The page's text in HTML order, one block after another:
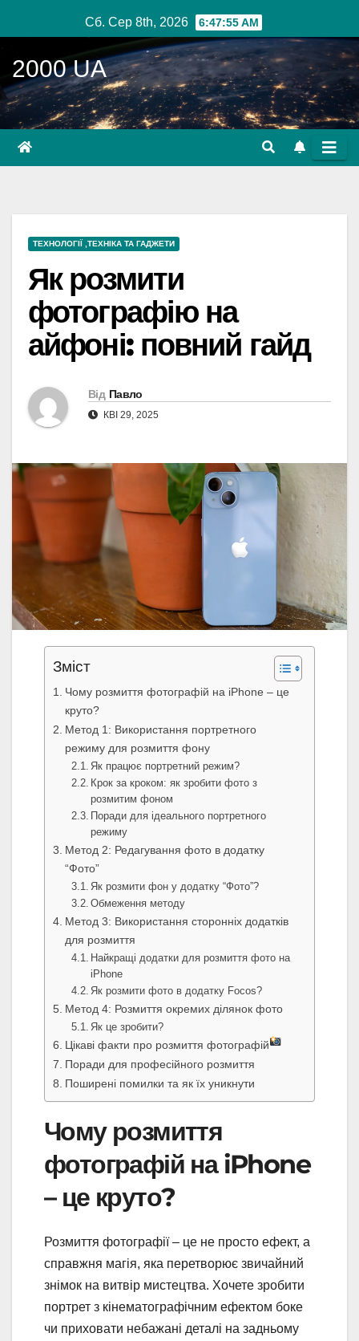
до
вмісту
Сб. Сер 8th, 2026 6:47:57 AM
2000 UA
ТЕХНОЛОГІЇ ,ТЕХНІКА ТА ГАДЖЕТИ
Як розмити
фотографію на
айфоні: повний гайд
Від Павло
КВІ 29, 2025
Зміст
Чому розмиття фотографій на iPhone – це
круто?
Метод 1: Використання портретного
режиму для розмиття фону
Як працює портретний режим?
Крок за кроком: як зробити фото з
розмитим фоном
Поради для ідеального портретного
режиму
Метод 2: Редагування фото в додатку
“Фото”
Як розмити фон у додатку “Фото”?
Обмеження методу
Метод 3: Використання сторонніх додатків
для розмиття
Найкращі додатки для розмиття фото на
iPhone
Як розмити фото в додатку Focos?
Метод 4: Розмиття окремих ділянок фото
Як це зробити?
Цікаві факти про розмиття фотографій
Поради для професійного розмиття
Поширені помилки та як їх уникнути
Чому розмиття
фотографій на iPhone
– це круто?
Розмиття фотографії – це не просто ефект, а
справжня магія, яка перетворює звичайний
знімок на витвір мистецтва. Хочете зробити
портрет з кінематографічним ефектом боке
чи приховати небажані деталі на задньому